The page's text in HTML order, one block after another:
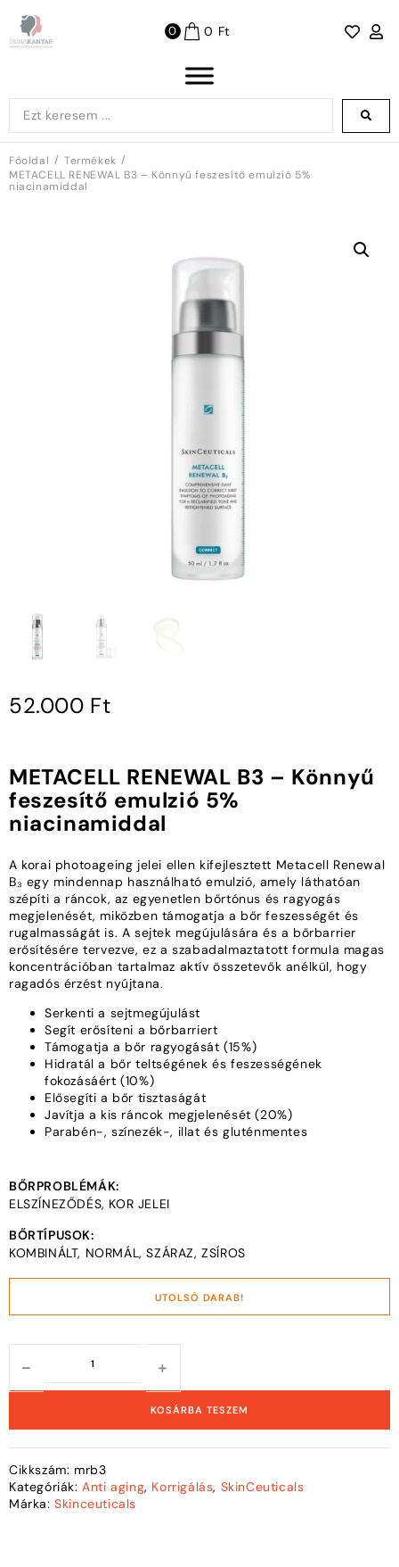
0 0 Ft
Főoldal / Termékek /
METACELL RENEWAL B3 – Könnyű feszesítő emulzió 5%
niacinamiddal
52.000 Ft
METACELL RENEWAL B3 – Könnyű
feszesítő emulzió 5%
niacinamiddal
A korai photoageing jelei ellen kifejlesztett Metacell Renewal
B₃ egy mindennap használható emulzió, amely láthatóan
szépíti a ráncok, az egyenetlen bőrtónus és ragyogás
megjelenését, miközben támogatja a bőr feszességét és
rugalmasságát is. A sejtek megújulására és a bőrbarrier
erősítésére tervezve, ez a szabadalmaztatott formula magas
koncentrációban tartalmaz aktív összetevők anélkül, hogy
ragadós érzést nyújtana.
Serkenti a sejtmegújulást
Segít erősíteni a bőrbarriert
Támogatja a bőr ragyogását (15%)
Hidratál a bőr teltségének és feszességének
fokozásáért (10%)
Elősegíti a bőr tisztaságát
Javítja a kis ráncok megjelenését (20%)
Parabén-, színezék-, illat és gluténmentes
BŐRPROBLÉMÁK:
ELSZÍNEZŐDÉS, KOR JELEI
BŐRTÍPUSOK:
KOMBINÁLT, NORMÁL, SZÁRAZ, ZSÍROS
UTOLSÓ DARAB!
KOSÁRBA TESZEM
Cikkszám: mrb3
Kategóriák:Anti aging, Korrigálás, SkinCeuticals
Márka:Skinceuticals